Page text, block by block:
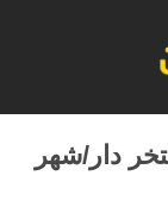
دار/شهر